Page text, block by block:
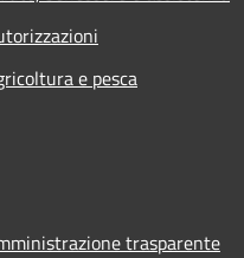
e pesca
trasparente